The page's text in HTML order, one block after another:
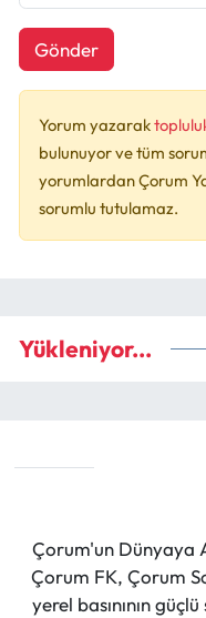
Gönder
Yorum yazarak
bulunuyor ve tüm
yorumlardan Çorum
sorumlu tutulamaz.
Yükleniyor...
Çorum'un Dünyaya
Çorum FK, Çorum
yerel basınının